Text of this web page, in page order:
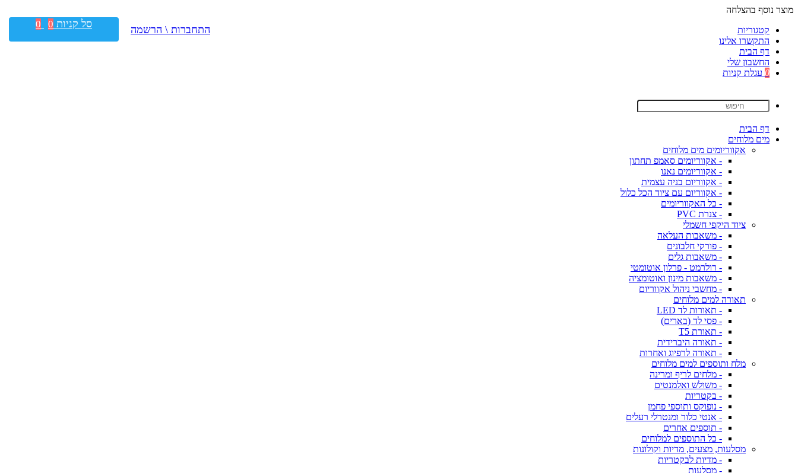
מוצר נוסף בהצלחה
קטגוריות
התקשרו אלינו
דף הבית
החשבון שלי
0 עגלת קניות
דף הבית
מים מלוחים
אקווריומים מים מלוחים
- אקווריומים סאמפ תחתון
- אקווריומים נאנו
- אקווריום בניה עצמית
- אקווריום עם ציוד הכל כלול
- כל האקווריומים
- צנרת PVC
ציוד היקפי חשמלי
- משאבות העלאה
- פורקי חלבונים
- משאבות גלים
- רולרמט - פרלון אוטומטי
- משאבות מינון ואוטומציה
- מחשבי ניהול אקווריום
תאורה למים מלוחים
- תאורות לד LED
- פסי לד (בארים)
- תאורת T5
- תאורה היברידית
- תאורה לרפיוג ואחרות
מלח ותוספים למים מלוחים
- מלחים לריף ומרינה
- משולש ואלמנטים
- בקטריות
- נופוקס ותוספי פחמן
- אנטי כלור ומנטרלי רעלים
- תוספים אחרים
- כל התוספים למלוחים
מסלעות, מצעים, מדיות וקולונות
- מדיות לבקטריות
- מסלעות
התחברות \ הרשמה סל קניות 0
0